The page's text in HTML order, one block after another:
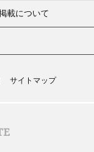
載について
サイトマップ